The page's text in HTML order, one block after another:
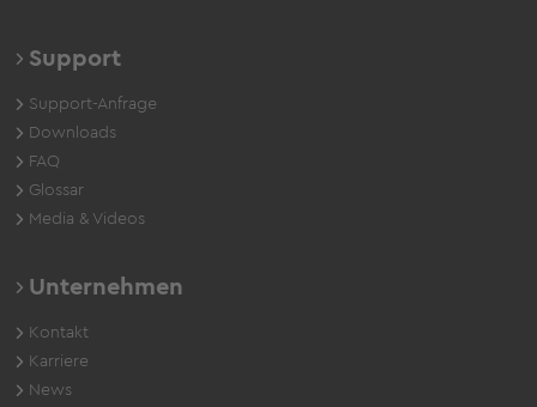
Support
Support-Anfrage
Downloads
FAQ
Glossar
Media & Videos
Unternehmen
Kontakt
Karriere
News